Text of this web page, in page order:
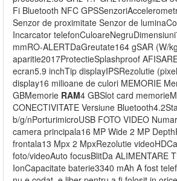
Fi Bluetooth NFC
Senzor de proximitate Senzor de
Incarcator
mmRO-ALERTDaGreutate164 gSAR (W/
aparitie2017ProtectieSplashproof
ecran5.9 inchTip displayIPSRezolutie
display16 milioane de culori MEMORIE
GBMemorie RAM4 GBSlot card
CONECTIVITATE Versiune
b/g/nPorturimicroUSB FOTO VIDEO
camera principala16 MP Wide 2 MP
frontala13 Mpx 2 MpxRezolutie
foto/videoAuto focusBlitDa ALIMENTARE
IonCapacitate baterie3340 mAh A fost